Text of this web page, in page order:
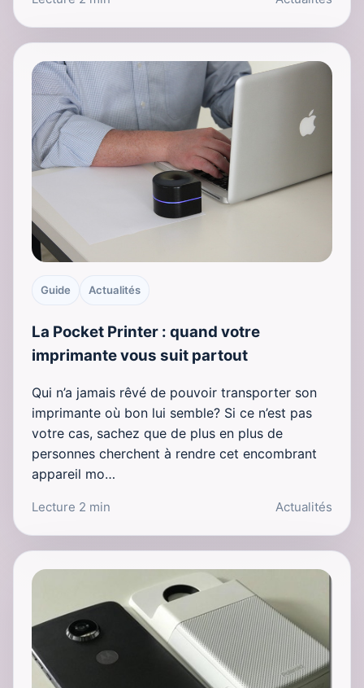
Guide Actualités
La Pocket Printer : quand votre
imprimante vous suit partout
Qui n’a jamais rêvé de pouvoir transporter son
imprimante où bon lui semble? Si ce n’est pas
votre cas, sachez que de plus en plus de
personnes cherchent à rendre cet encombrant
appareil mo…
Lecture 2 min Actualités